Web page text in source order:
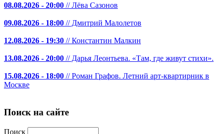
08.08.2026 - 20:00 // Лёва Сазонов
09.08.2026 - 18:00 // Дмитрий Малолетов
12.08.2026 - 19:30 // Константин Малкин
13.08.2026 - 20:00 // Дарья Леонтьева. «Там, где живут стихи».
15.08.2026 - 18:00 // Роман Графов. Летний арт-квартирник в
Москве
Поиск на сайте
Поиск